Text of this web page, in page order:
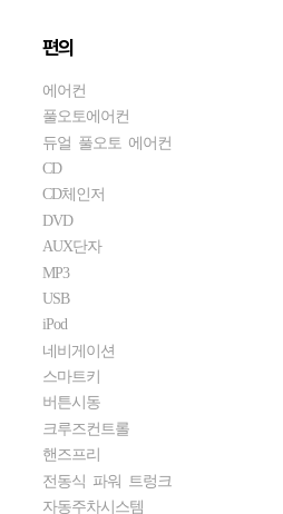
편의
에어컨
풀오토에어컨
듀얼 풀오토 에어컨
CD
CD체인저
DVD
AUX단자
MP3
USB
iPod
네비게이션
스마트키
버튼시동
크루즈컨트롤
핸즈프리
전동식 파워 트렁크
자동주차시스템